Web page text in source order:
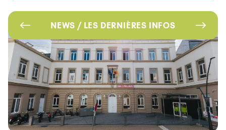
NEWS / LES DERNIÈRES INFOS